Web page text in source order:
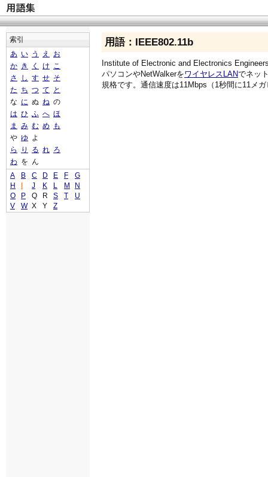
用語：IEEE802.11b
Institute of Electronic and Electronics
パソコンやNetWalkerをワイヤレスLANでネッ
規格です。通信速度は11Mbps（1秒間に11メ
索引
あ い う え
お
か き く け こ
さ
し す せ そ
た ち つ て
と
な に ぬ ね の
は ひ ふ へ ほ
ま
み む め
も
や ゆ よ
ら
り る れ ろ
わ を ん
A
B C D E F
G
H
J K L M
N
O
P Q R S T
U
V
W X Y Z